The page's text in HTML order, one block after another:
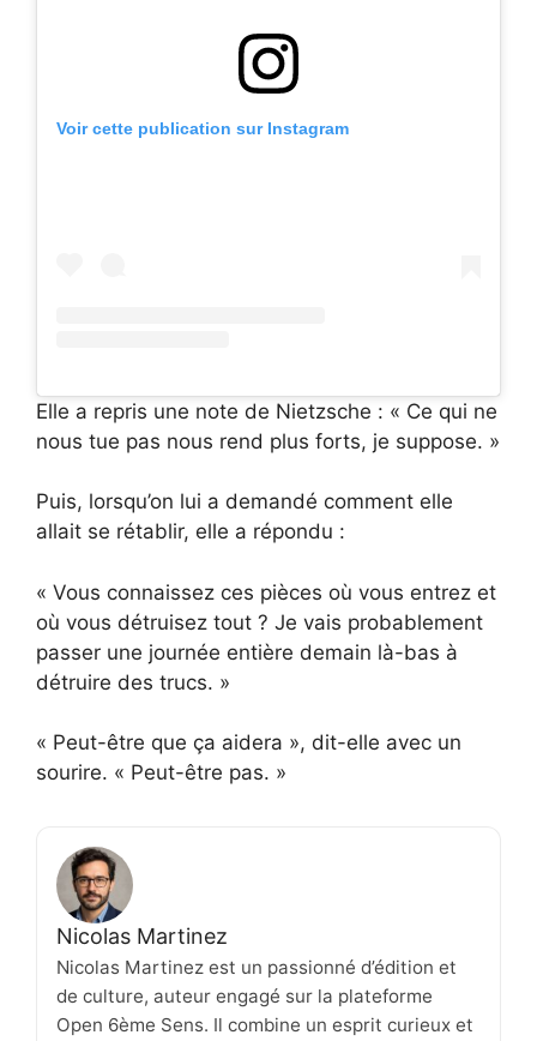
Voir cette publication sur Instagram
Elle a repris une note de Nietzsche : « Ce qui ne
nous tue pas nous rend plus forts, je suppose. »
Puis, lorsqu’on lui a demandé comment elle
allait se rétablir, elle a répondu :
« Vous connaissez ces pièces où vous entrez et
où vous détruisez tout ? Je vais probablement
passer une journée entière demain là-bas à
détruire des trucs. »
« Peut-être que ça aidera », dit-elle avec un
sourire. « Peut-être pas. »
Nicolas Martinez
Nicolas Martinez est un passionné d’édition et
de culture, auteur engagé sur la plateforme
Open 6ème Sens. Il combine un esprit curieux et